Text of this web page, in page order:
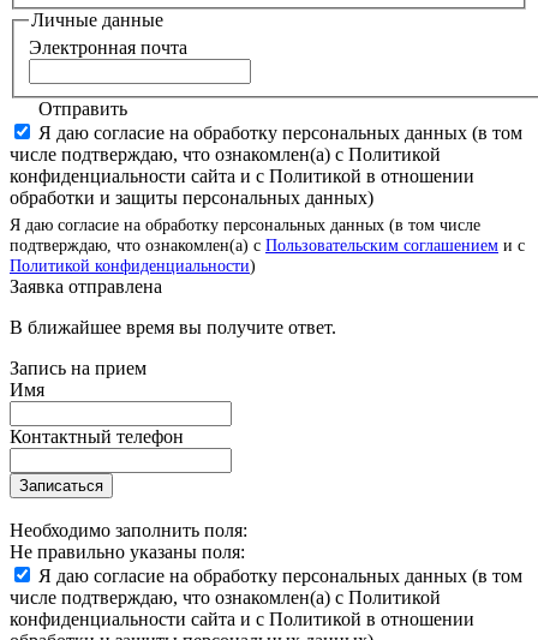
Личные данные
Электронная почта
Отправить
Я даю согласие на обработку персональных данных (в том
числе подтверждаю, что ознакомлен(а) с Политикой
конфиденциальности сайта и с Политикой в отношении
обработки и защиты персональных данных)
Я даю согласие на обработку персональных данных (в том числе
подтверждаю, что ознакомлен(а) с Пользовательским соглашением и с
Политикой конфиденциальности)
Заявка отправлена
В ближайшее время вы получите ответ.
Запись на прием
Имя
Контактный телефон
Записаться
Необходимо заполнить поля:
Не правильно указаны поля:
Я даю согласие на обработку персональных данных (в том
числе подтверждаю, что ознакомлен(а) с Политикой
конфиденциальности сайта и с Политикой в отношении